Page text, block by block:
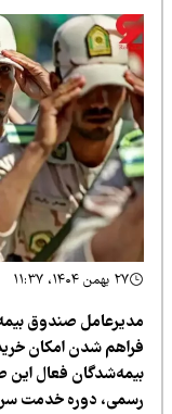
صندوق بیمه
شدن امکان خرید
فعال این
دوره خدمت سربازی